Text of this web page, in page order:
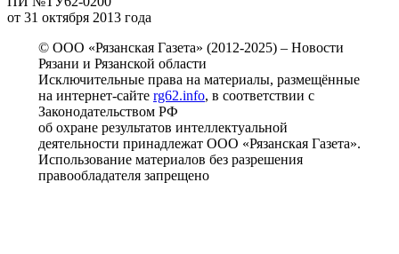
от 31 октября 2013 года
© ООО «Рязанская Газета» (2012-2025) – Новости
Рязани и Рязанской области
Исключительные права на материалы, размещённые
на интернет-сайте rg62.info, в соответствии с
Законодательством РФ
об охране результатов интеллектуальной
деятельности принадлежат ООО «Рязанская Газета».
Использование материалов без разрешения
правообладателя запрещено